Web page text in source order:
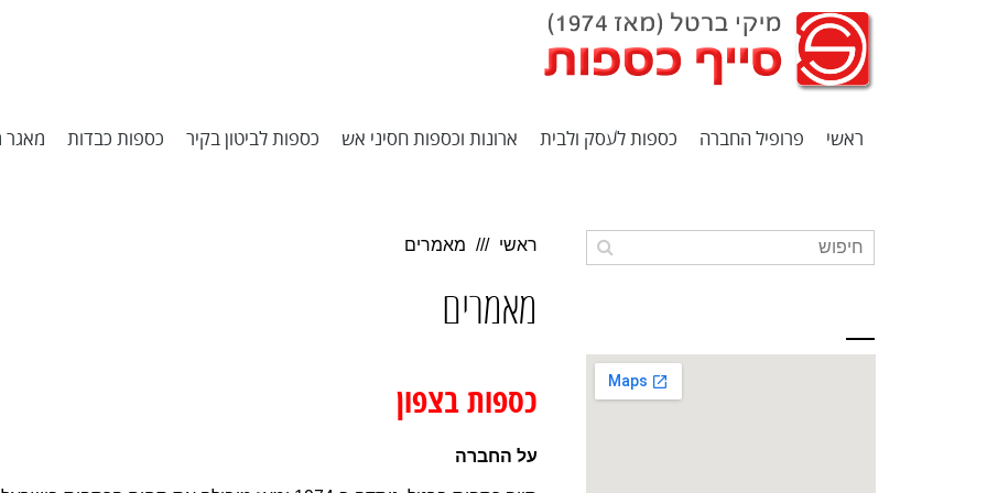
ראשי פרופיל החברה כספות לעסק ולבית ארונות וכספות חסיני אש כספות לביטון בקיר כספות כבדות מאגר
ראשי מאמרים
מאמרים
כספות בצפון
על החברה